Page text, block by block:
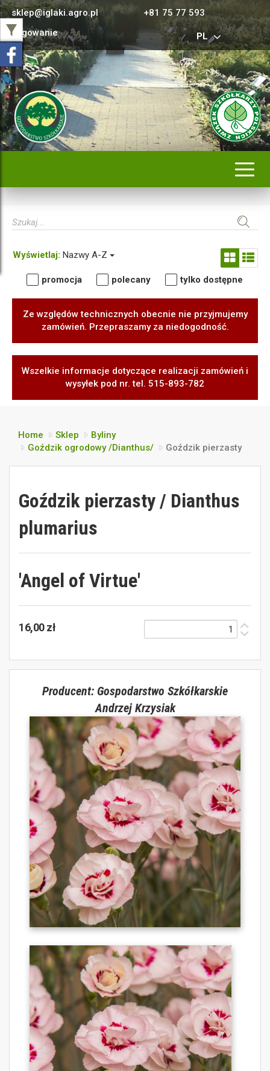
sklep@iglaki.agro.pl
+81 75 77 593
Logowanie
PL
Wyświetlaj: Nazwy A-Z
promocja polecany tylko dostępne
Ze względów technicznych obecnie nie przyjmujemy
zamówień. Przepraszamy za niedogodność.
Wszelkie informacje dotyczące realizacji zamówień i
wysyłek pod nr. tel. 515-893-782
Home Sklep
Byliny
Goździk ogrodowy /Dianthus/
Goździk pierzasty
Goździk pierzasty / Dianthus
plumarius
'Angel of Virtue'
16,00 zł
Producent: Gospodarstwo Szkółkarskie
Andrzej Krzysiak